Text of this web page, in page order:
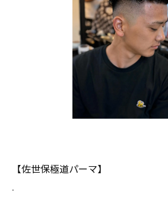
【佐世保極道パーマ】
.